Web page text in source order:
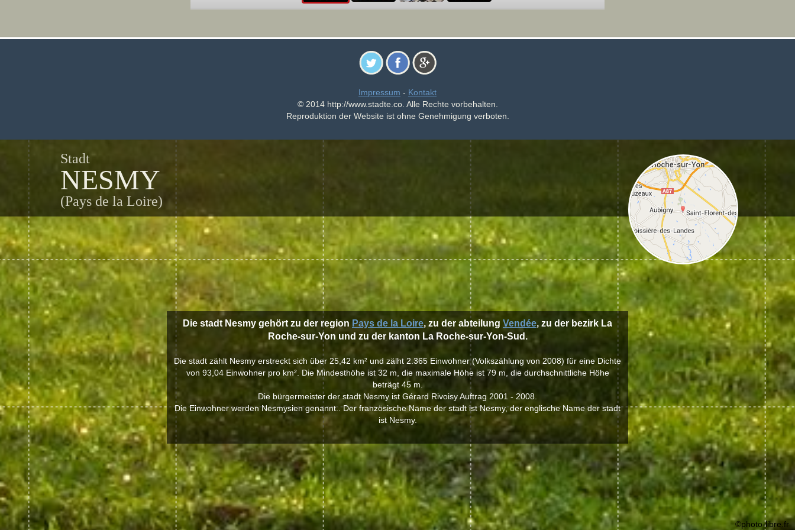
Impressum - Kontakt
© 2014 http://www.stadte.co. Alle Rechte vorbehalten.
Reproduktion der Website ist ohne Genehmigung verboten.
Stadt
NESMY
(Pays de la Loire)
Die stadt Nesmy gehört zu der region Pays de la Loire, zu der abteilung Vendée, zu der bezirk La
Roche-sur-Yon und zu der kanton La Roche-sur-Yon-Sud.
Die stadt zählt Nesmy erstreckt sich über 25,42 km² und zälht 2.365 Einwohner (Volkszählung von 2008) für eine Dichte
von 93,04 Einwohner pro km². Die Mindesthöhe ist 32 m, die maximale Höhe ist 79 m, die durchschnittliche Höhe
beträgt 45 m.
Die bürgermeister der stadt Nesmy ist Gérard Rivoisy Auftrag 2001 - 2008.
Die Einwohner werden Nesmysien genannt.. Der französische Name der stadt ist Nesmy, der englische Name der stadt
ist Nesmy.
©photo-libre.fr